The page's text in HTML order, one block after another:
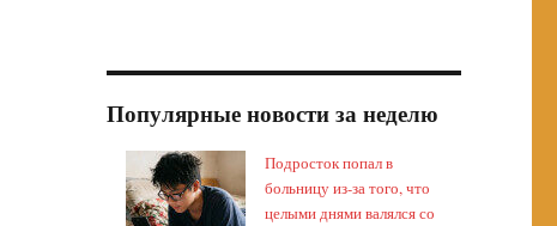
Популярные новости за неделю
Подросток попал в
больницу из-за того, что
целыми днями валялся со